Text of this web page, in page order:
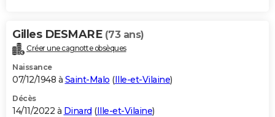
Gilles DESMARE (73 ans)
Créer une cagnotte obsèques
Naissance
07/12/1948 à Saint-Malo (Ille-et-Vilaine)
Décès
14/11/2022 à Dinard (Ille-et-Vilaine)